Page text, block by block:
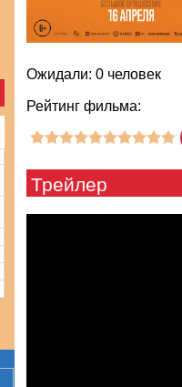
Ожидали: 0 человек
Рейтинг фильма:
Трейлер